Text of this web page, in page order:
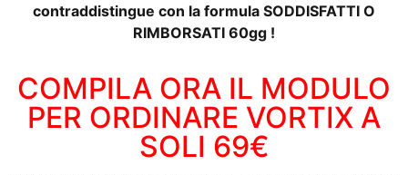
contraddistingue con la formula SODDISFATTI O
RIMBORSATI 60gg !
COMPILA ORA IL MODULO
PER ORDINARE VORTIX A
SOLI 69€